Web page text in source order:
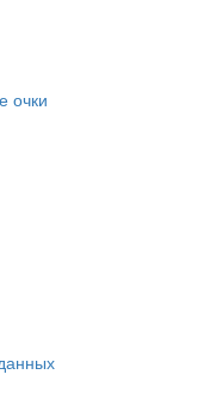
очки